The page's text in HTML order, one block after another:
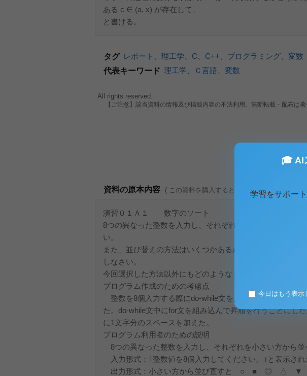
ある c ∈ (a, x) が存在して、
と書ける。
タグ レポート 理工学 C C++ プログラミング
変数
代表キーワード 理工学 Ｃ言語 変数
All rights reserved.
【ご注意】該当資料の情報及び掲載内容の不法利用、無断転載・配布は著
資料の原本内容 ( この資料を購入すると、テキストデータがみ
演習０１Ａ１ 数字のソート
8つの異なった整数を入力し、それぞれを小さい方から並
い。
また、並び替えの方法はいくつかあるが、今回採用した方
しなさい。
今回選択した方法以外にもどのようなものがあるか、調べ
プログラム作成のための考慮点
整数を8個入力する際にdo-while文を用いることによって
た。do-while文中にfor文を組み込んで昇順を行うことにし
に1文字分のスペースを加えた。
プログラム利用者のための説明
8つの異なった整数を入力し、それぞれを小さい方から並
入力形式：｢整数値を8個入力してください。｣と表示され
出力形式：小さい方から並び直すと ○ ■ ◎ △ ▼
🎓 AI
学習をサポー
今日はもう表示